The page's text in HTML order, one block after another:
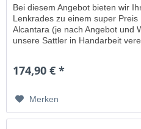
Bei diesem Angebot bieten wir
Lenkrades zu einem super
Alcantara (je nach Angebot und
unsere Sattler in Handarbeit
174,90 € *
Merken